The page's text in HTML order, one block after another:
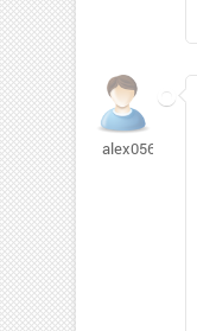
alex05674